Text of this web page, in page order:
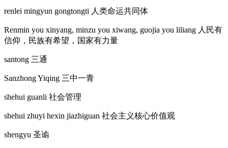
renlei mingyun gongtongti 人类命运共同体
Renmin you xinyang, minzu you xiwang, guojia you liliang 人民有
信仰 ， 民族有希望 ， 国家有力量
santong 三通
Sanzhong Yiqing 三中一青
shehui guanli 社会管理
shehui zhuyi hexin jiazhiguan 社会主义核心价值观
shengyu 圣谕